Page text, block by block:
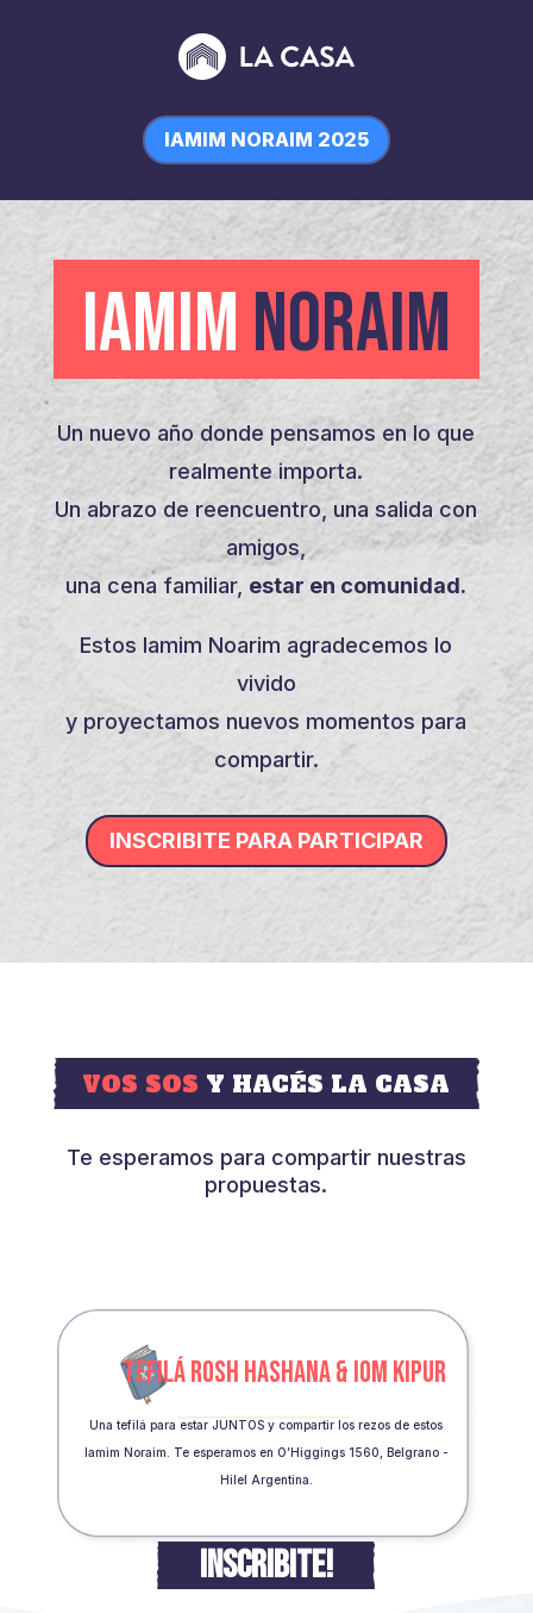
IAMIM NORAIM 2025
IAMIM NORAIM
Un nuevo año donde pensamos en lo que
realmente importa.
Un abrazo de reencuentro, una salida con
amigos,
una cena familiar, estar en comunidad.
Estos Iamim Noarim agradecemos lo
vivido
y proyectamos nuevos momentos para
compartir.
INSCRIBITE PARA PARTICIPAR
VOS SOS Y HACÉS LA CASA
Te esperamos para compartir nuestras
propuestas.
TEFILÁ ROSH HASHANA & IOM KIPUR
Una tefilá para estar JUNTOS y compartir los rezos de estos
Iamim Noraim. Te esperamos en O’Higgings 1560, Belgrano -
Hilel Argentina.
INSCRIBITE!